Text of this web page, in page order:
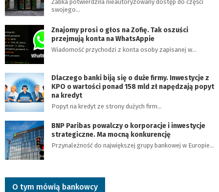
Żabka potwierdziła nieautoryzowany dostęp do części
swojego…
Znajomy prosi o głos na Zofię. Tak oszuści
przejmują konta na WhatsAppie
Wiadomość przychodzi z konta osoby zapisanej w…
Dlaczego banki biją się o duże firmy. Inwestycje z
KPO o wartości ponad 158 mld zł napędzają popyt
na kredyt
Popyt na kredyt ze strony dużych firm…
BNP Paribas powalczy o korporacje i inwestycje
strategiczne. Ma mocną konkurencję
Przynależność do największej grupy bankowej w Europie…
O tym mówią bankowcy